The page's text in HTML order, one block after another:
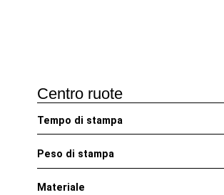
Centro ruote
Tempo di stampa
Peso di stampa
Materiale